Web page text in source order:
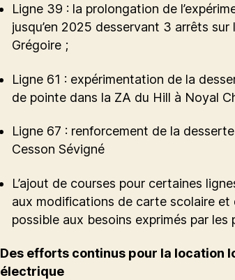
Ligne 39 : la prolongation de
jusqu’en 2025 desservant 3 arrêts
Grégoire ;
Ligne 61 : expérimentation de la
de pointe dans la ZA du Hill à Noyal
Ligne 67 : renforcement de la
Cesson Sévigné
L’ajout de courses pour certaines
aux modifications de carte scolaire et
possible aux besoins exprimés par les
Des efforts continus pour la location
électrique